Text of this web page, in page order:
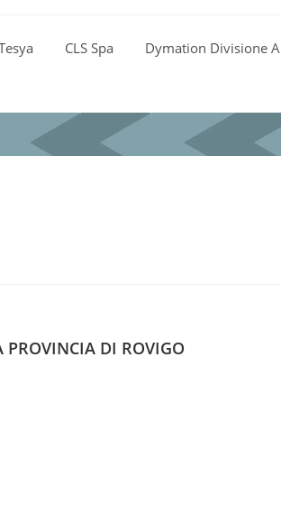
CLS Spa Dymation Divisione
PROVINCIA DI ROVIGO